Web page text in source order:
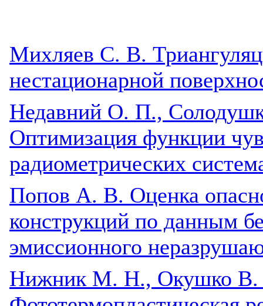
Михляев С. В.
нестационарной
Недавний О. П.,
Оптимизация функции
радиометрических
Попов А. В. Оценка
конструкций по данным
эмиссионного
Нижник М. Н., Окушко